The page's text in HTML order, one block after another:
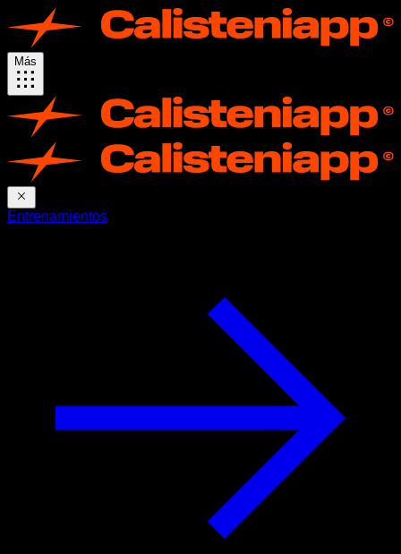
Más
Entrenamientos